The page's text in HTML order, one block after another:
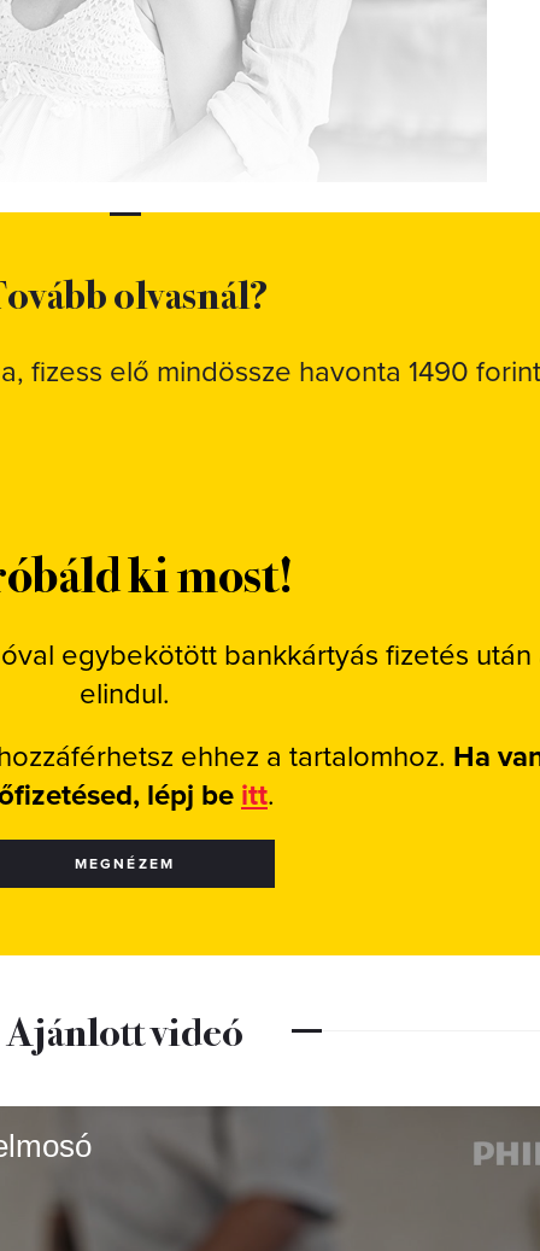
olvasnál?
fizess elő mindössze havonta 1490
ki most!
egybekötött bankkártyás fizetés után
elindul.
ehhez a tartalomhoz. Ha
lépj be itt.
MEGNÉZEM
Ajánlott videó